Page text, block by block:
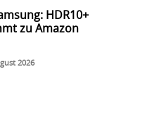
HDR10+
zu Amazon
2026